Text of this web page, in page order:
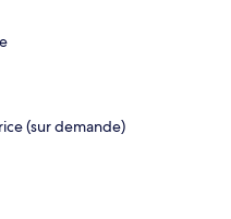
(sur demande)